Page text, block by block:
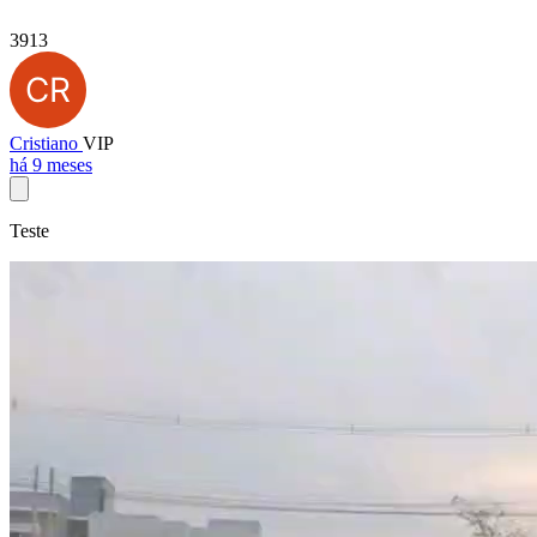
3913
Cristiano VIP
há 9 meses
Teste